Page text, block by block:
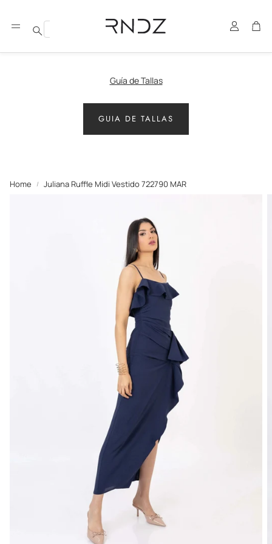
Search
Account
Guía de Tallas
GUIA DE TALLAS
Home Juliana Ruffle Midi Vestido 722790 MAR